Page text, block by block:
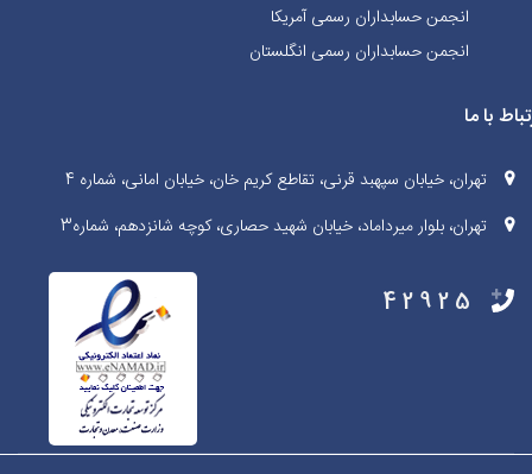
انجمن حسابداران رسمی آمریکا
انجمن حسابداران رسمی انگلستان
با ما
تهران، خیابان سپهبد قرنی، تقاطع کریم خان، خیابان امانی، شماره 4
تهران، بلوار میرداماد، خیابان شهید حصاری، کوچه شانزدهم، شماره3
42925